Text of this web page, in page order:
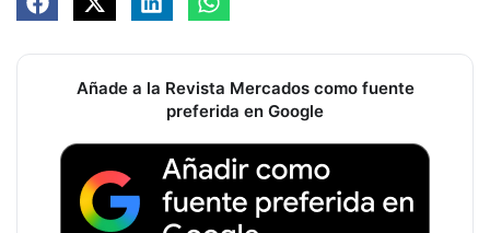
Añade a la Revista Mercados como fuente
preferida en Google